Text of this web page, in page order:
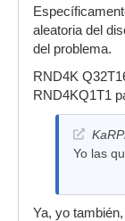
aleatoria del
del problema.
RND4K
RND4KQ1T1
Yo las
Ya, yo